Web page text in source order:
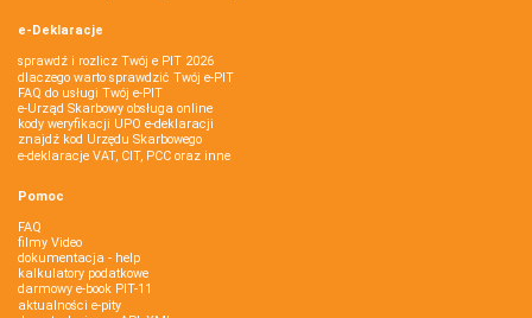
e-Deklaracje
sprawdź i rozlicz Twój e PIT 2026
dlaczego warto sprawdzić Twój e-PIT
FAQ do usługi Twój e-PIT
e-Urząd Skarbowy obsługa online
kody weryfikacji UPO e-deklaracji
znajdź kod Urzędu Skarbowego
e-deklaracje VAT, CIT, PCC oraz inne
Pomoc
FAQ
filmy Video
dokumentacja - help
kalkulatory podatkowe
darmowy e-book PIT-11
aktualności e-pity